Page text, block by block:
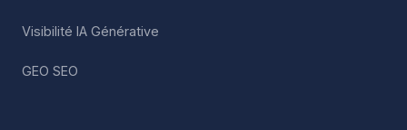
Visibilité IA Générative
GEO SEO